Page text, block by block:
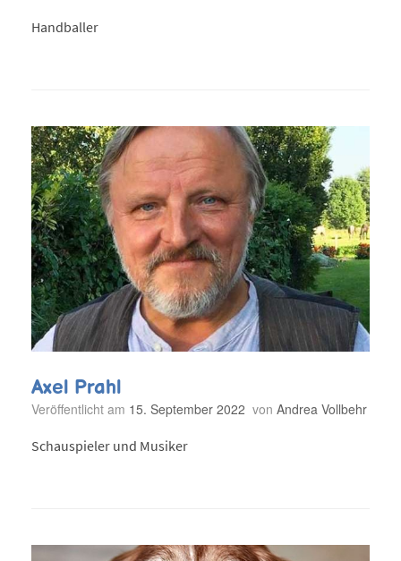
Handballer
Axel Prahl
Veröffentlicht am 15. September 2022 von Andrea Vollbehr
Schauspieler und Musiker